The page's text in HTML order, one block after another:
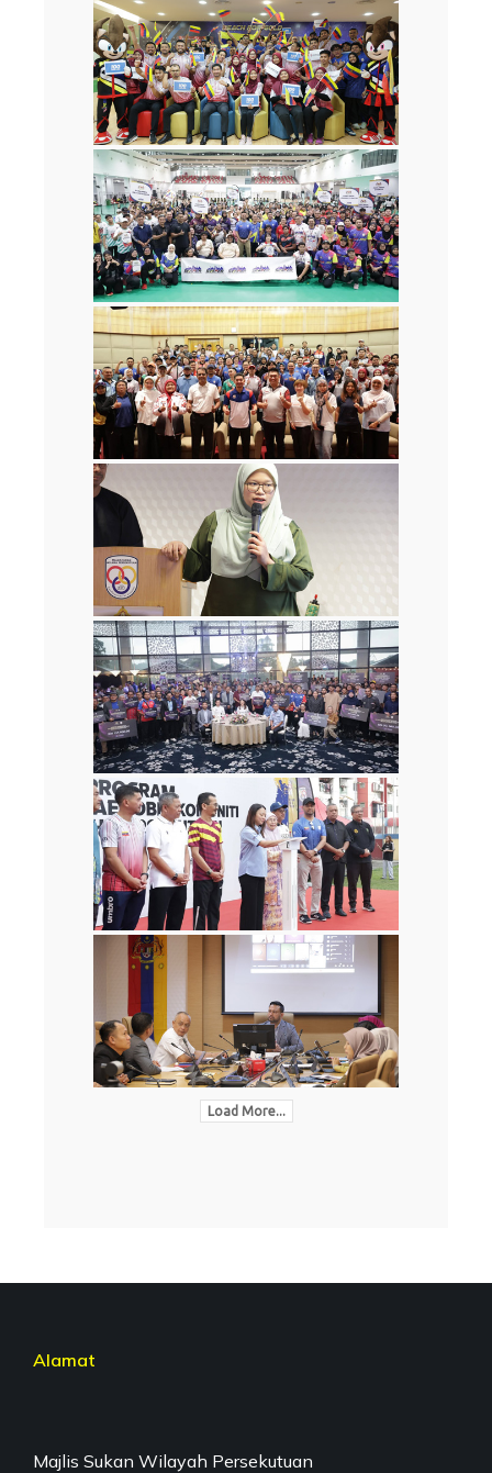
Load More...
Alamat
Majlis Sukan Wilayah Persekutuan